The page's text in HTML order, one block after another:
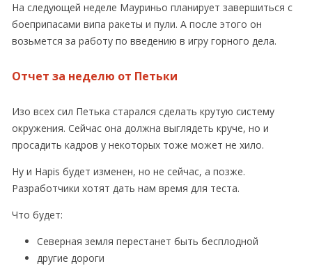
На следующей неделе Мауриньо планирует завершиться с
боеприпасами випа ракеты и пули. А после этого он
возьмется за работу по введению в игру горного дела.
Отчет за неделю от Петьки
Изо всех сил Петька старался сделать крутую систему
окружения. Сейчас она должна выглядеть круче, но и
просадить кадров у некоторых тоже может не хило.
Ну и Hapis будет изменен, но не сейчас, а позже.
Разработчики хотят дать нам время для теста.
Что будет:
Северная земля перестанет быть бесплодной
другие дороги